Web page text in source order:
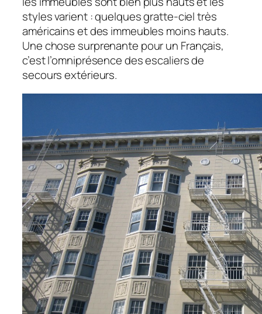
styles varient : quelques gratte-ciel très
américains et des immeubles moins hauts.
Une chose surprenante pour un Français,
c’est l’omniprésence des escaliers de
secours extérieurs.